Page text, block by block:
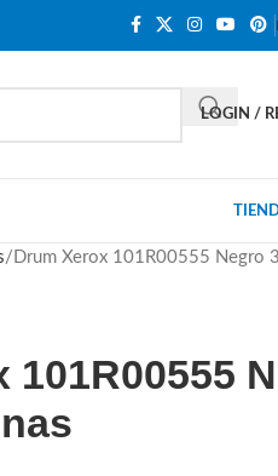
LOGIN /
Drum Xerox 101R00555 Negro
101R00555